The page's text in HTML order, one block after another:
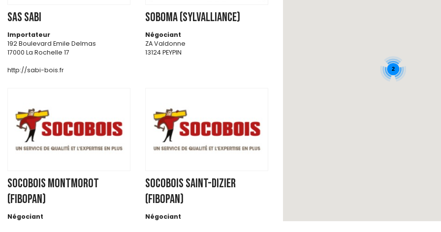
2
SAS SABI
Importateur
192 Boulevard Emile Delmas
17000 La Rochelle 17
http://sabi-bois.fr
SOBOMA (SYLVALLIANCE)
Négociant
ZA Valdonne
13124 PEYPIN
SOCOBOIS MONTMOROT
(FIBOPAN)
Négociant
SOCOBOIS SAINT-DIZIER
(FIBOPAN)
Négociant